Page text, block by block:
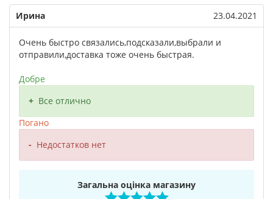
Ирина 23.04.2021
Очень быстро связались,подсказали,выбрали и
отправили,доставка тоже очень быстрая.
Добре
Все отлично
Погано
Недостатков нет
Загальна оцінка магазину